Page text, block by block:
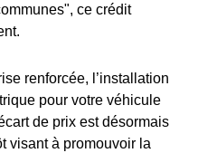
ce crédit
renforcée, l’installation
pour votre véhicule
de prix est désormais
visant à promouvoir la